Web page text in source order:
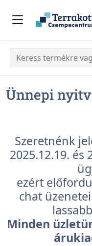
Ünnepi
Szeretnénk
2025.12.19. és
ezért
chat
Minden